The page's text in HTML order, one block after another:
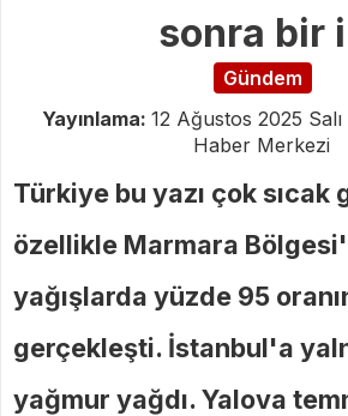
sonra bir
Gündem
Yayınlama: 12 Ağustos 2025 Salı
Haber Merkezi
Türkiye bu yazı çok sıcak
özellikle Marmara
yağışlarda yüzde 95
gerçekleşti. İstanbul'a
yağmur yağdı. Yalova